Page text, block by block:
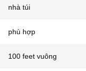
nhà túi
phù hợp
100 feet vuông